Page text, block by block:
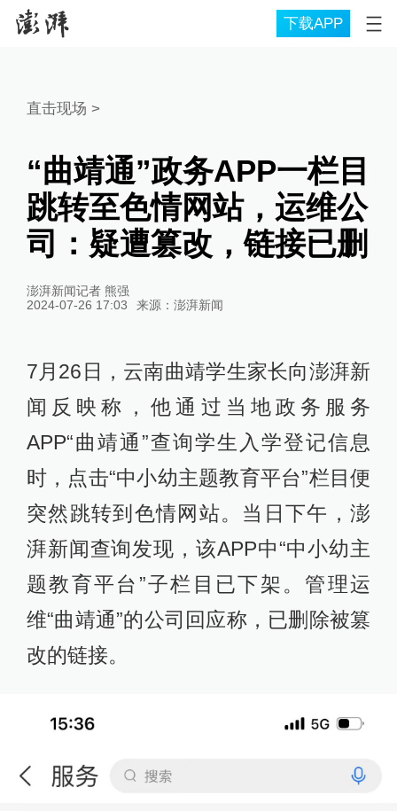
下载APP
直击现场 >
“曲靖通”政务APP一栏目
跳转至色情网站，运维公
司：疑遭篡改，链接已删
澎湃新闻记者 熊强
2024-07-26 17:03
来源： 澎湃新闻
7月26日，云南曲靖学生家长向澎湃新
闻反映称，他通过当地政务服务
APP“曲靖通”查询学生入学登记信息
时，点击“中小幼主题教育平台”栏目便
突然跳转到色情网站。当日下午，澎
湃新闻查询发现，该APP中“中小幼主
题教育平台”子栏目已下架。管理运
维“曲靖通”的公司回应称，已删除被篡
改的链接。